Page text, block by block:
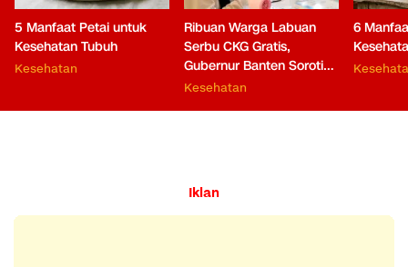
5 Manfaat Petai untuk
Kesehatan Tubuh
Kesehatan
Ribuan Warga Labuan
Serbu CKG Gratis,
Gubernur Banten Soroti
Pentingnya Deteksi Dini
Kesehatan
6
Iklan